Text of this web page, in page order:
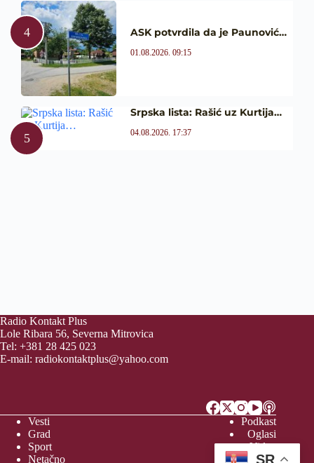
ASK potvrdila da je Paunović…
01.08.2026. 09:15
Srpska lista: Rašić uz Kurtija…
04.08.2026. 17:37
Radio Kontakt Plus
Lole Ribara 56, Severna Mitrovica
Tel: +381 28 425 023
E-mail: radiokontaktplus@yahoo.com
Vesti
Grad
Sport
Netačno
Podkast
Oglasi
Video
Vreme
SR